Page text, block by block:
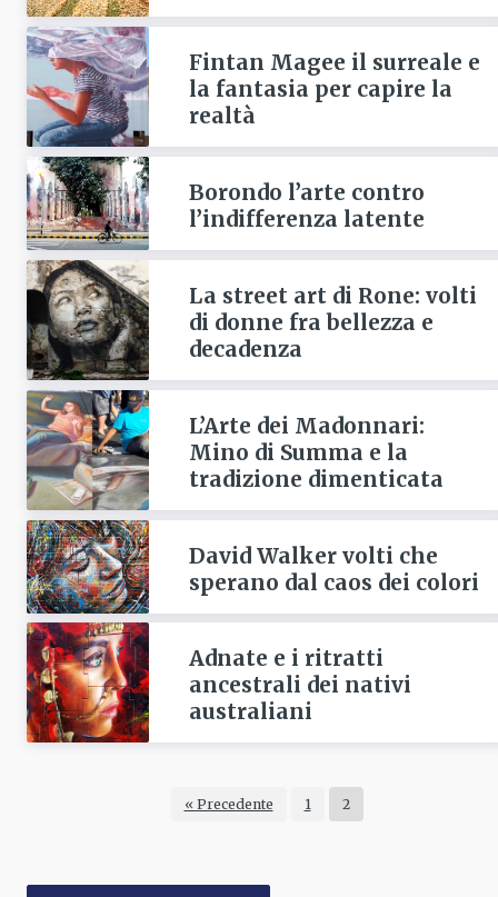
Fintan Magee il surreale e
la fantasia per capire la
realtà
Borondo l’arte contro
l’indifferenza latente
La street art di Rone: volti
di donne fra bellezza e
decadenza
L’Arte dei Madonnari:
Mino di Summa e la
tradizione dimenticata
David Walker volti che
sperano dal caos dei colori
Adnate e i ritratti
ancestrali dei nativi
australiani
« Precedente 1 2